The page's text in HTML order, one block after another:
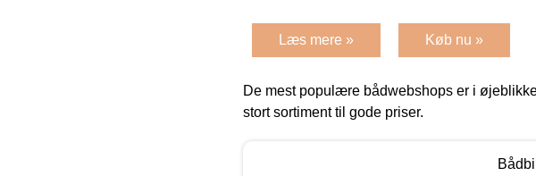
Læs mere » Køb nu »
De mest populære bådwebshops er i
stort sortiment til gode priser.